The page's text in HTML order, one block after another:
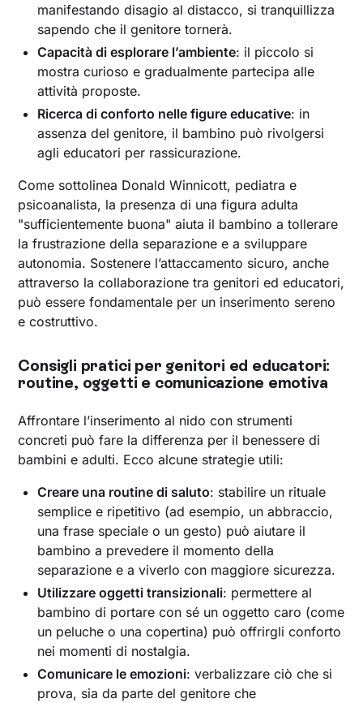
manifestando disagio al distacco, si tranquillizza
sapendo che il genitore tornerà.
Capacità di esplorare l’ambiente: il piccolo si
mostra curioso e gradualmente partecipa alle
attività proposte.
Ricerca di conforto nelle figure educative: in
assenza del genitore, il bambino può rivolgersi
agli educatori per rassicurazione.
Come sottolinea Donald Winnicott, pediatra e
psicoanalista, la presenza di una figura adulta
"sufficientemente buona" aiuta il bambino a tollerare
la frustrazione della separazione e a sviluppare
autonomia. Sostenere l’attaccamento sicuro, anche
attraverso la collaborazione tra genitori ed educatori,
può essere fondamentale per un inserimento sereno
e costruttivo.
Consigli pratici per genitori ed educatori:
routine, oggetti e comunicazione emotiva
Affrontare l’inserimento al nido con strumenti
concreti può fare la differenza per il benessere di
bambini e adulti. Ecco alcune strategie utili:
Creare una routine di saluto: stabilire un rituale
semplice e ripetitivo (ad esempio, un abbraccio,
una frase speciale o un gesto) può aiutare il
bambino a prevedere il momento della
separazione e a viverlo con maggiore sicurezza.
Utilizzare oggetti transizionali: permettere al
bambino di portare con sé un oggetto caro (come
un peluche o una copertina) può offrirgli conforto
nei momenti di nostalgia.
Comunicare le emozioni: verbalizzare ciò che si
prova, sia da parte del genitore che